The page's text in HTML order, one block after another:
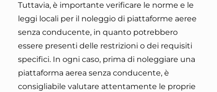
Tuttavia, è importante verificare le norme e le
leggi locali per il noleggio di piattaforme aeree
senza conducente, in quanto potrebbero
essere presenti delle restrizioni o dei requisiti
specifici. In ogni caso, prima di noleggiare una
piattaforma aerea senza conducente, è
consigliabile valutare attentamente le proprie